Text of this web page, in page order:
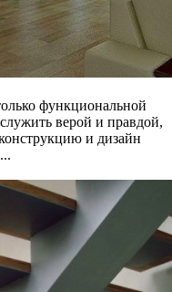
функциональной
верой и правдой,
и дизайн